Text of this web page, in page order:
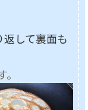
して裏面も